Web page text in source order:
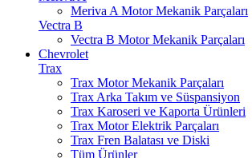
Meriva A Motor Mekanik Parçaları
Vectra B
Vectra B Motor Mekanik Parçaları
Chevrolet
Trax
Trax Motor Mekanik Parçaları
Trax Arka Takım ve Süspansiyon
Trax Karoseri ve Kaporta Ürünleri
Trax Motor Elektrik Parçaları
Trax Fren Balatası ve Diski
Tüm Ürünler